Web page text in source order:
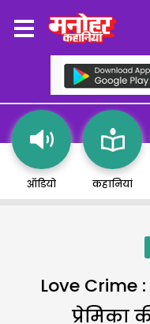
ऑडियो कहानियां
Love Crime
प्रेमिका